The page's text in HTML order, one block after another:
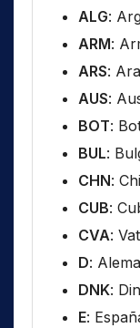
ALG:
ARM:
ARS:
AUS:
BOT:
BUL:
CHN:
CUB:
CVA:
D:
DNK:
E: